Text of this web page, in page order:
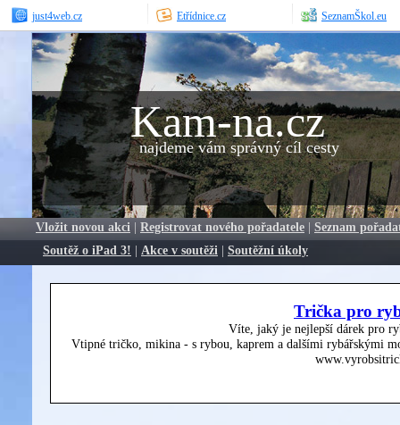
just4web.cz Etřídnice.cz SeznamŠkol.eu
Kam-na.cz
najdeme vám správný cíl cesty
Vložit novou akci | Registrovat nového pořadatele | Seznam
Soutěž o iPad 3! | Akce v soutěži | Soutěžní úkoly
Trička pro
Víte, jaký je nejlepší dárek pro
Vtipné tričko, mikina - s rybou, kaprem a dalšími rybářskými